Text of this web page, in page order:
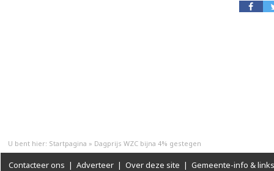
U bent hier: Startpagina » Dagprijs WZC bijna 4% gestegen
Contacteer ons | Adverteer | Over deze site | Gemeente-info & links